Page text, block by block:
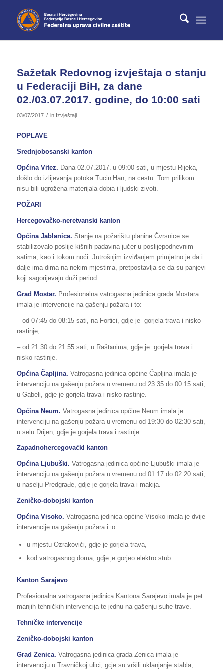
Sažetak Redovnog izvještaja o stanju
u Federaciji BiH, za dane
02./03.07.2017. godine, do 10:00 sati
03/07/2017 / in Izvještaji
POPLAVE
Srednjobosanski kanton
Općina Vitez. Dana 02.07.2017. u 09:00 sati, u mjestu Rijeka,
došlo do izlijevanja potoka Tucin Han, na cestu. Tom prilikom
nisu bili ugrožena materijala dobra i ljudski zivoti.
POŽARI
Hercegovačko-neretvanski kanton
Općina Jablanica. Stanje na požarištu planine Čvrsnice se
stabilizovalo poslije kišnih padavina jučer u poslijepodnevnim
satima, kao i tokom noći. Jutrošnjim izviđanjem primjetno je da i
dalje ima dima na nekim mjestima, pretpostavlja se da su panjevi
koji sagorijevaju duži period.
Grad Mostar. Profesionalna vatrogasna jedinica grada Mostara
imala je intervencije na gašenju požara i to:
– od 07:45 do 08:15 sati, na Fortici, gdje je gorjela trava i nisko
rastinje,
– od 21:30 do 21:55 sati, u Raštanima, gdje je gorjela trava i
nisko rastinje.
Općina Čapljina. Vatrogasna jedinica općine Čapljina imala je
intervenciju na gašenju požara u vremenu od 23:35 do 00:15 sati,
u Gabeli, gdje je gorjela trava i nisko rastinje.
Općina Neum. Vatrogasna jedinica općine Neum imala je
intervenciju na gašenju požara u vremenu od 19:30 do 02:30 sati,
u selu Drijen, gdje je gorjela trava i rastinje.
Zapadnohercegovački kanton
Općina Ljubuški. Vatrogasna jedinica općine Ljubuški imala je
intervenciju na gašenju požara u vremenu od 01:17 do 02:20 sati,
u naselju Predgrađe, gdje je gorjela trava i makija.
Zeničko-dobojski kanton
Općina Visoko. Vatrogasna jedinica općine Visoko imala je dvije
intervencije na gašenju požara i to:
u mjestu Ozrakovići, gdje je gorjela trava,
kod vatrogasnog doma, gdje je gorjeo elektro stub.
Kanton Sarajevo
Profesionalna vatrogasna jedinica Kantona Sarajevo imala je pet
manjih tehničkih intervencija te jednu na gašenju suhe trave.
Tehničke intervencije
Zeničko-dobojski kanton
Grad Zenica. Vatrogasna jedinica grada Zenica imala je
intervenciju u Travničkoj ulici, gdje su vršili uklanjanje stabla,